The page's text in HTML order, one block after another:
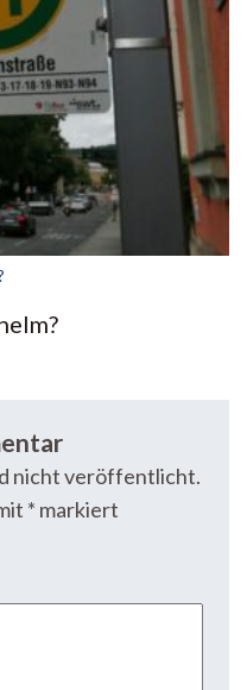
nicht veröffentlicht.
* markiert